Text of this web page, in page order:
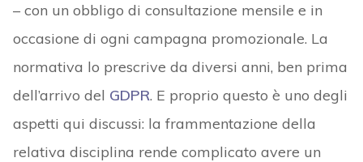
– con un obbligo di consultazione mensile e in
occasione di ogni campagna promozionale. La
normativa lo prescrive da diversi anni, ben prima
dell’arrivo del GDPR. E proprio questo è uno degli
aspetti qui discussi: la frammentazione della
relativa disciplina rende complicato avere un